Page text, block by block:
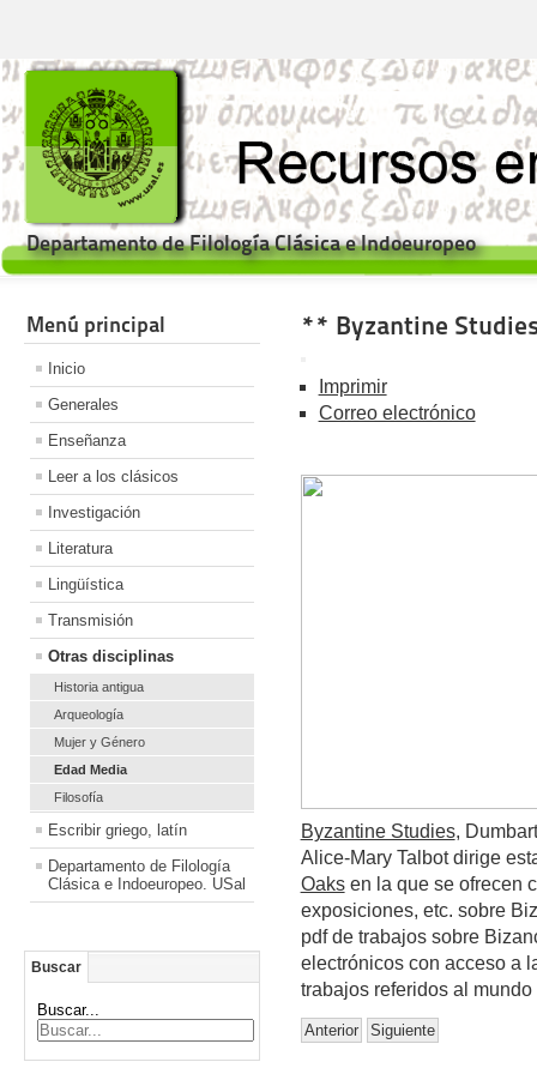
Departamento de Filología Clásica e Indoeuropeo
Menú principal
Inicio
Generales
Enseñanza
Leer a los clásicos
Investigación
Literatura
Lingüística
Transmisión
Otras disciplinas
Historia antigua
Arqueología
Mujer y Género
Edad Media
Filosofía
Escribir griego, latín
Departamento de Filología
Clásica e Indoeuropeo. USal
Buscar
Buscar...
** Byzantine
Imprimir
Correo electrónico
Byzantine Studies,
Alice-Mary Talbot dirige
Oaksen la que se ofrecen
exposiciones, etc. sobre
pdf de trabajos sobre
electrónicos con acceso a
trabajos referidos al
Anterior Siguiente